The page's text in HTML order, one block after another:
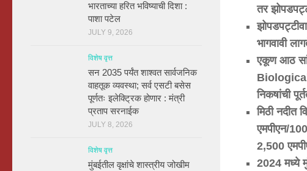
तर
भागवावी
एकूण आठ
निकषांची
मिठी नदीत
एमपीएन/
2,500
2024मध्ये
भारताच्या हरित भविष्याची दिशा :
पाशा पटेल
JULY 9, 2026
विशेष वृत्त
सन 2035 पर्यंत शाश्वत सार्वजनिक
वाहतूक व्यवस्था; सर्व एसटी बसेस
पूर्णतः इलेक्ट्रिक होणार : मंत्री
प्रताप सरनाईक
JULY 8, 2026
विशेष वृत्त
मुंबईतील वृक्षांचे शास्त्रीय जोखीम